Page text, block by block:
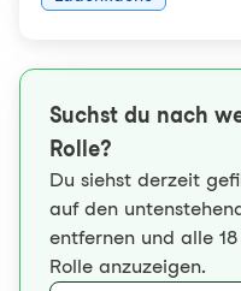
Suchst du nach
Rolle?
Du siehst derzeit
auf den
entfernen und alle
Rolle anzuzeigen.